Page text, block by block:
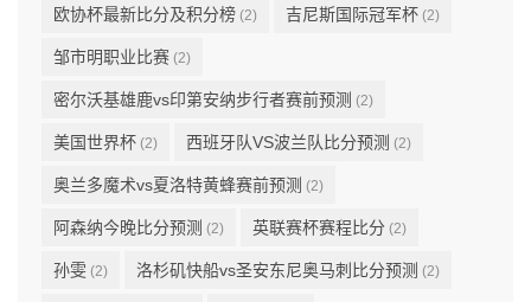
欧协杯最新比分及积分榜 (2) 吉尼斯国际冠军杯 (2)
邹市明职业比赛 (2)
密尔沃基雄鹿vs印第安纳步行者赛前预测 (2)
美国世界杯 (2) 西班牙队VS波兰队比分预测 (2)
奥兰多魔术vs夏洛特黄蜂赛前预测 (2)
阿森纳今晚比分预测 (2) 英联赛杯赛程比分 (2)
孙雯 (2) 洛杉矶快船vs圣安东尼奥马刺比分预测 (2)